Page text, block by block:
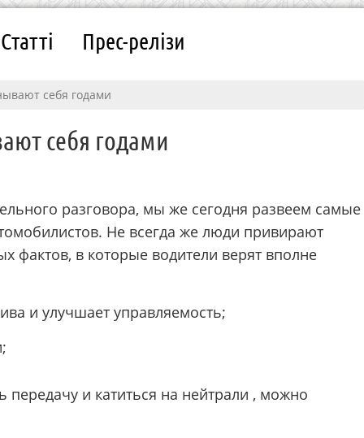
Статті Прес-релізи
себя годами
себя годами
разговора, мы же сегодня развеем самые
Не всегда же люди привирают
фактов, в которые водители верят вполне
и улучшает управляемость;
передачу и катиться на нейтрали , можно